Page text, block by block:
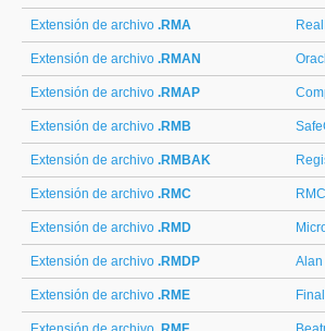
Extensión de archivo .RMA
Extensión de archivo .RMAN
Extensión de archivo .RMAP
Extensión de archivo .RMB
Extensión de archivo .RMBAK
Extensión de archivo .RMC
Extensión de archivo .RMD
Extensión de archivo .RMDP Alan
Extensión de archivo .RME